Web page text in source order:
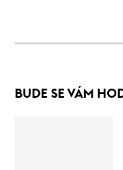
BUDE SE VÁM